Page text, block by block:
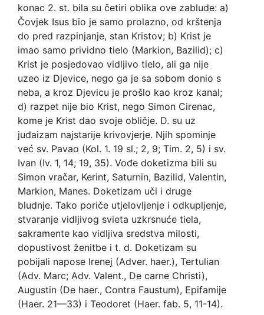
konac 2. st. bila su četiri oblika ove zablude: a)
Čovjek Isus bio je samo prolazno, od krštenja
do pred razpinjanje, stan Kristov; b) Krist je
imao samo prividno tielo (Markion, Bazilid); c)
Krist je posjedovao vidljivo tielo, ali ga nije
uzeo iz Djevice, nego ga je sa sobom donio s
neba, a kroz Djevicu je prošlo kao kroz kanal;
d) razpet nije bio Krist, nego Simon Cirenac,
kome je Krist dao svoje obličje. D. su uz
judaizam najstarije krivovjerje. Njih spominje
već sv. Pavao (Kol. 1. 19 sl.; 2, 9; Tim. 2, 5) i sv.
Ivan (Iv. 1, 14; 19, 35). Vođe doketizma bili su
Simon vračar, Kerint, Saturnin, Bazilid, Valentin,
Markion, Manes. Doketizam uči i druge
bludnje. Tako poriče utjelovljenje i odkupljenje,
stvaranje vidljivog svieta uzkrsnuće tiela,
sakramente kao vidljiva sredstva milosti,
dopustivost ženitbe i t. d. Doketizam su
pobijali napose Irenej (Adver. haer.), Tertulian
(Adv. Marc; Adv. Valent., De carne Christi),
Augustin (De haer., Contra Faustum), Epifamije
(Haer. 21—33) i Teodoret (Haer. fab. 5, 11-14).